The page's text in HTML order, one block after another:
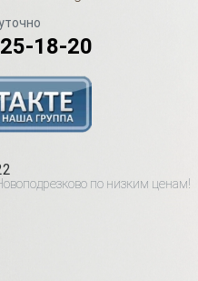
18-20
по низким ценам!